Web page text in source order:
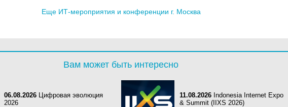
Еще ИТ-мероприятия и конференции г. Москва
Вам может быть интересно
06.08.2026 Цифровая эволюция
2026
11.08.2026 Indonesia Internet Expo
& Summit (IIXS 2026)